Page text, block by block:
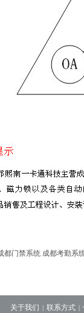
都门禁系统 成都考勤系
关于我们 | 联系方式 |